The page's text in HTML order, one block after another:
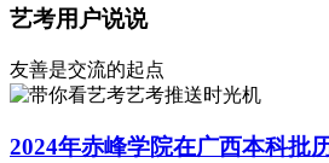
艺考用户说说
友善是交流的起点
艺考推送时光机
2024年赤峰学院在广西本科批